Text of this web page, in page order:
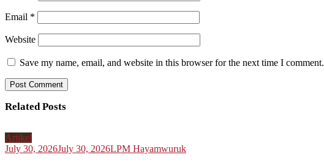
Email *
Website
Save my name, email, and website in this browser for the next time I comment.
Related Posts
Artikel
July 30, 2026July 30, 2026LPM Hayamwuruk